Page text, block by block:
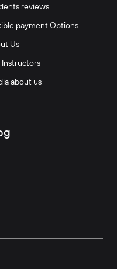
reviews
payment Options
Us
Instructors
about us